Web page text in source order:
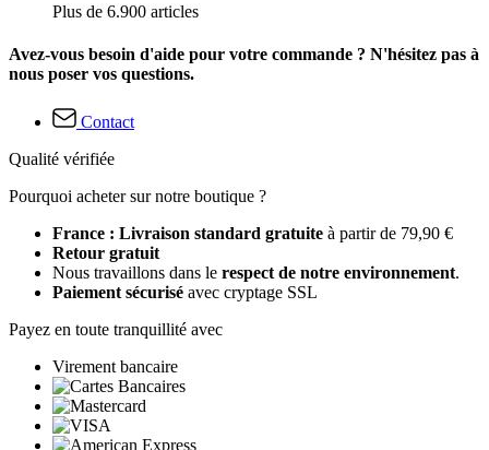
Plus de 6.900 articles
Avez-vous besoin d'aide pour votre commande ? N'hésitez pas à
nous poser vos questions.
Contact
Qualité vérifiée
Pourquoi acheter sur notre boutique ?
France : Livraison standard gratuite à partir de 79,90 €
Retour gratuit
Nous travaillons dans le respect de notre environnement.
Paiement sécurisé avec cryptage SSL
Payez en toute tranquillité avec
Virement bancaire